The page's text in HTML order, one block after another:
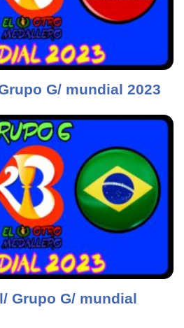
G/ mundial 2023
Grupo G/ mundial